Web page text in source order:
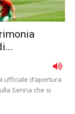
ufficiale d’apertura
Senna che si